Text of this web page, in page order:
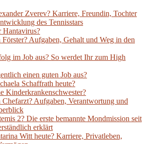
Zverev? Karriere, Freundin, Tochter
des Tennisstars
Hantavirus?
Förster? Aufgaben, Gehalt und Weg in den
im Job aus? So werdet Ihr zum High
einen guten Job aus?
Schaffrath heute?
Kinderkrankenschwester?
Chefarzt? Aufgaben, Verantwortung und
2? Die erste bemannte Mondmission seit
erklärt
Witt heute? Karriere, Privatleben,